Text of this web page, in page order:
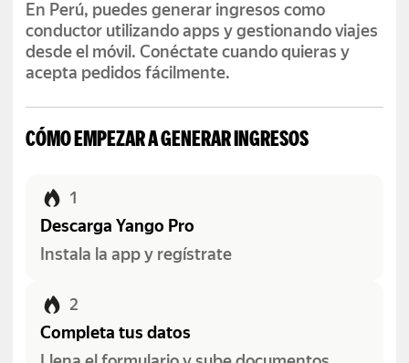
En Perú, puedes generar ingresos como
conductor utilizando apps y gestionando viajes
desde el móvil. Conéctate cuando quieras y
acepta pedidos fácilmente.
CÓMO EMPEZAR A GENERAR INGRESOS
1
Descarga Yango Pro
Instala la app y regístrate
2
Completa tus datos